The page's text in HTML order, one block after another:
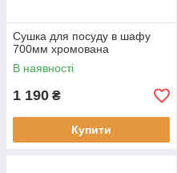
Сушка для посуду в шафу
700мм хромована
В наявності
1 190 ₴
Купити